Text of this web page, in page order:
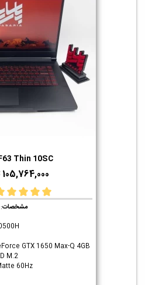
Thin 10SC
105,764,000 تومان
مشخصات:
GTX 1650 Max-Q 4GB
M.2
60Hz